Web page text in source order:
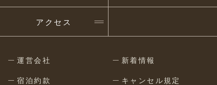
アクセス
運営会社 新着情報
宿泊約款 キャンセル規定